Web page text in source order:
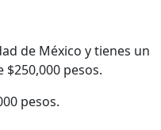
de México y tienes un
pesos.
pesos.